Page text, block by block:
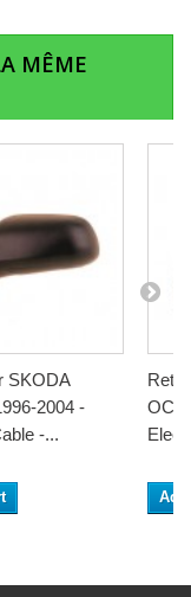
MÊME
SKODA
2004 -
-...